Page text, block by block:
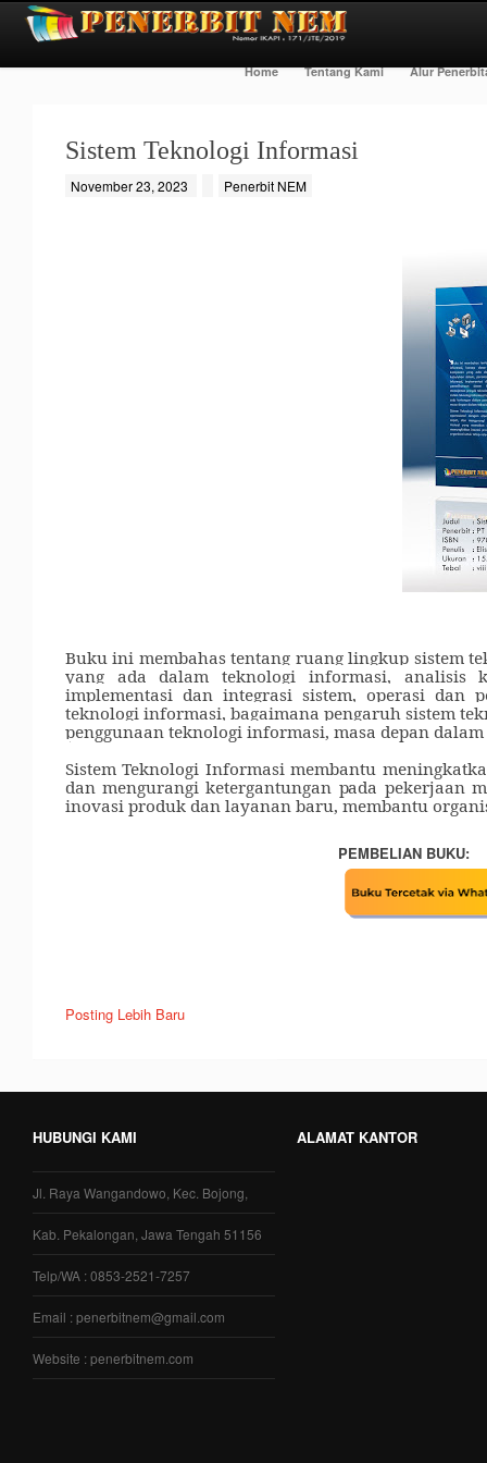
Home Tentang Kami Alur
Sistem Teknologi Informasi
November 23, 2023 Penerbit NEM
Buku ini membahas tentang ruang lingkup sistem
yang ada dalam teknologi informasi, analisis
implementasi dan integrasi sistem, operasi dan
teknologi informasi, bagaimana pengaruh sistem
penggunaan teknologi informasi, masa depan
Sistem Teknologi Informasi membantu
dan mengurangi ketergantungan pada pekerjaan
inovasi produk dan layanan baru, membantu
PEMBELIAN BUKU:
Posting Lebih Baru
HUBUNGI KAMI
Jl. Raya Wangandowo, Kec. Bojong,
Kab. Pekalongan, Jawa Tengah 51156
Telp/WA : 0853-2521-7257
Email : penerbitnem@gmail.com
Website : penerbitnem.com
ALAMAT KANTOR